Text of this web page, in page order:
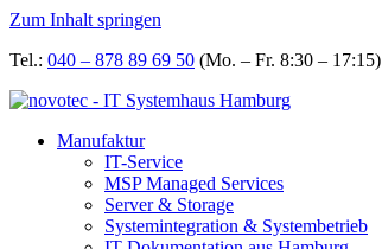
Zum Inhalt springen
Tel.: 040 – 878 89 69 50 (Mo. – Fr. 8:30 – 17:15)
Manufaktur
IT-Service
MSP Managed Services
Server & Storage
Systemintegration & Systembetrieb